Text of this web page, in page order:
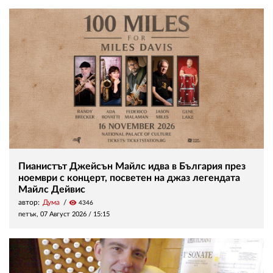
Пианистът Джейсън Майлс идва в България през
ноември с концерт, посветен на джаз легендата
Майлс Дейвис
автор: Дума visibility 4346
петък, 07 Август 2026 / 15:15